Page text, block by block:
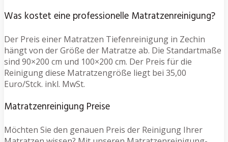
Was kostet eine professionelle Matratzenreinigung?
Der Preis einer Matratzen Tiefenreinigung in Zechin
hängt von der Größe der Matratze ab. Die Standartmaße
sind 90×200 cm und 100×200 cm. Der Preis für die
Reinigung diese Matratzengröße liegt bei 35,00
Euro/Stck. inkl. MwSt.
Matratzenreinigung Preise
Möchten Sie den genauen Preis der Reinigung Ihrer